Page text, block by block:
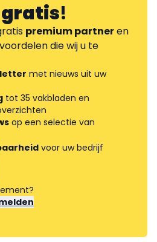
gratis!
premium partneren
die wij u te
met nieuws uit uw
tot 35 vakbladen en
op een selectie van
voor uw bedrijf